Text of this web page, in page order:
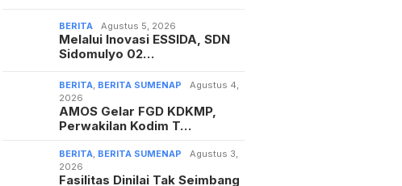
BERITA Agustus 5, 2026
Melalui Inovasi ESSIDA, SDN
Sidomulyo 02…
BERITA BERITA SUMENAP
Agustus 4,
2026
AMOS Gelar FGD KDKMP,
Perwakilan Kodim T…
BERITA BERITA SUMENAP
Agustus 3,
2026
Fasilitas Dinilai Tak Seimbang